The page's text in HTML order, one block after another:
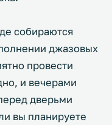
собираются
джазовых
провести
и вечерами
дверьми
вы планируете